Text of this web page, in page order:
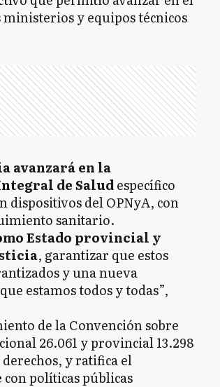
y equipos técnicos
avanzará en la
de Saludespecífico
dispositivos del OPNyA, con
sanitario.
Estado provincial y
, garantizar que estos
y una nueva
estamos todos y todas”,
de la Convención sobre
26.061 y provincial 13.298
y ratifica el
políticas públicas